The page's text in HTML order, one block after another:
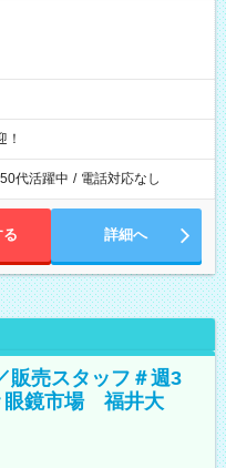
！
代活躍中 / 電話対応なし
る 詳細へ
販売スタッフ＃週3
眼鏡市場 福井大